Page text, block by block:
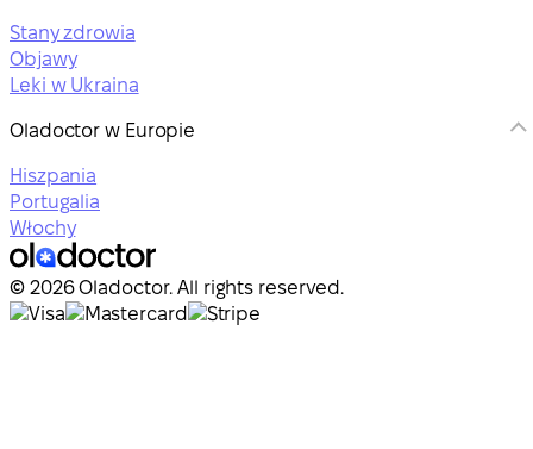
Stany zdrowia
Objawy
Leki w Ukraina
Oladoctor w Europie
Hiszpania
Portugalia
Włochy
© 2026 Oladoctor. All rights reserved.